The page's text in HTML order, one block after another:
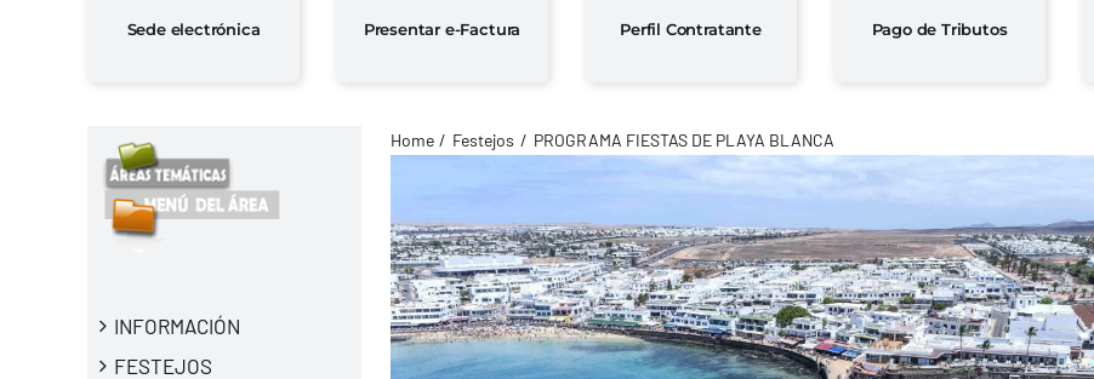
Sede electrónica Presentar e-Factura Perfil Contratante Pago de Tributos
INFORMACIÓN
FESTEJOS
Home Festejos PROGRAMA FIESTAS DE PLAYA BLANCA